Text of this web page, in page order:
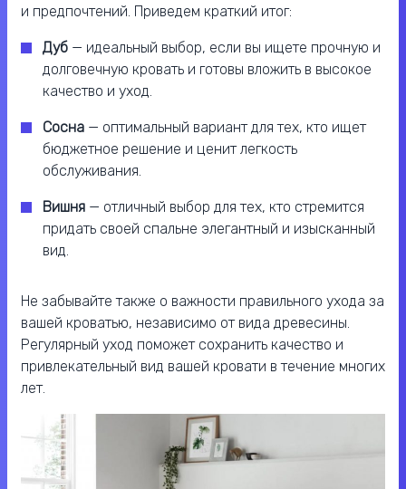
и предпочтений. Приведем краткий итог:
Дуб — идеальный выбор, если вы ищете прочную и
долговечную кровать и готовы вложить в высокое
качество и уход.
Сосна — оптимальный вариант для тех, кто ищет
бюджетное решение и ценит легкость
обслуживания.
Вишня — отличный выбор для тех, кто стремится
придать своей спальне элегантный и изысканный
вид.
Не забывайте также о важности правильного ухода за
вашей кроватью, независимо от вида древесины.
Регулярный уход поможет сохранить качество и
привлекательный вид вашей кровати в течение многих
лет.